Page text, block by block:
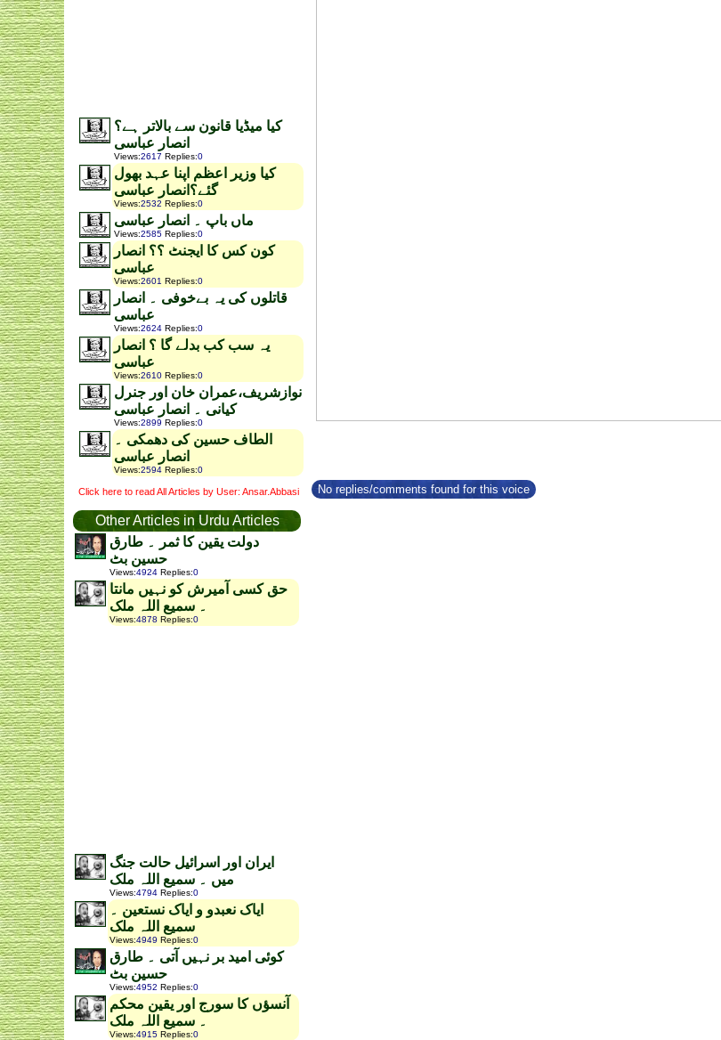
کیا میڈیا قانون سے بالاتر ہے؟
انصار عباسی
Views:2617 Replies:0
کیا وزیر اعظم اپنا عہد بھول
گئے؟انصار عباسی
Views:2532 Replies:0
ماں باپ ۔ انصار عباسی
Views:2585 Replies:0
کون کس کا ایجنٹ ؟؟ انصار
عباسی
Views:2601 Replies:0
قاتلوں کی یہ بےخوفی ۔ انصار
عباسی
Views:2624 Replies:0
یہ سب کب بدلے گا ؟ انصار
عباسی
Views:2610 Replies:0
نوازشریف،عمران خان اور جنرل
کیانی ۔ انصار عباسی
Views:2899 Replies:0
الطاف حسین کی دھمکی ۔
انصار عباسی
Views:2594 Replies:0
Click here to read All Articles by User: Ansar.Abbasi
Other Articles in Urdu Articles
دولت یقین کا ثمر ۔ طارق
حسین بٹ
Views:4924 Replies:0
حق کسی آمیرش کو نہیں مانتا
۔ سمیع اللہ ملک
Views:4878 Replies:0
ایران اور اسرائیل حالت جنگ
میں ۔ سمیع اللہ ملک
Views:4794 Replies:0
ایاک نعبدو و ایاک نستعین ۔
سمیع اللہ ملک
Views:4949 Replies:0
کوئی امید بر نہیں آتی ۔ طارق
حسین بٹ
Views:4952 Replies:0
آنسؤں کا سورج اور یقین محکم
۔ سمیع اللہ ملک
Views:4915 Replies:0
No replies/comments found for this voice